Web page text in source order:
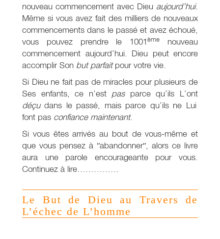
nouveau commencement avec Dieu aujourd’hui.
Même si vous avez fait des milliers de nouveaux
commencements dans le passé et avez échoué,
vous pouvez prendre le 1001ème
nouveau
commencement aujourd’hui. Dieu peut encore
accomplir Son but parfaitpour votre vie.
Si Dieu ne fait pas de miracles pour plusieurs de
Ses enfants, ce n’est pas parce qu’ils L’ont
déçudans le passé, mais parce qu’ils ne Lui
font pas confiance maintenant.
Si vous êtes arrivés au bout de vous-même et
que vous pensez à ʺabandonnerʺ, alors ce livre
aura une parole encourageante pour vous.
Continuez à lire……………
Le But de Dieu au Travers de
L’échec de L’homme